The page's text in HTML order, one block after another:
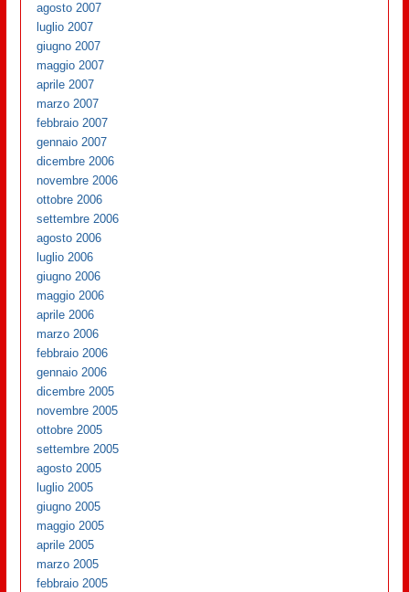
agosto 2007
luglio 2007
giugno 2007
maggio 2007
aprile 2007
marzo 2007
febbraio 2007
gennaio 2007
dicembre 2006
novembre 2006
ottobre 2006
settembre 2006
agosto 2006
luglio 2006
giugno 2006
maggio 2006
aprile 2006
marzo 2006
febbraio 2006
gennaio 2006
dicembre 2005
novembre 2005
ottobre 2005
settembre 2005
agosto 2005
luglio 2005
giugno 2005
maggio 2005
aprile 2005
marzo 2005
febbraio 2005